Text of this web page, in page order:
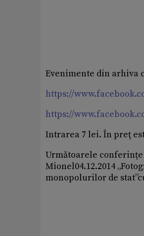
Evenimente din arhiva
https://
https://
Intrarea 7 lei. În preţ
Următoarele conferinţe
Mionel04.12.2014
monopolurilor de